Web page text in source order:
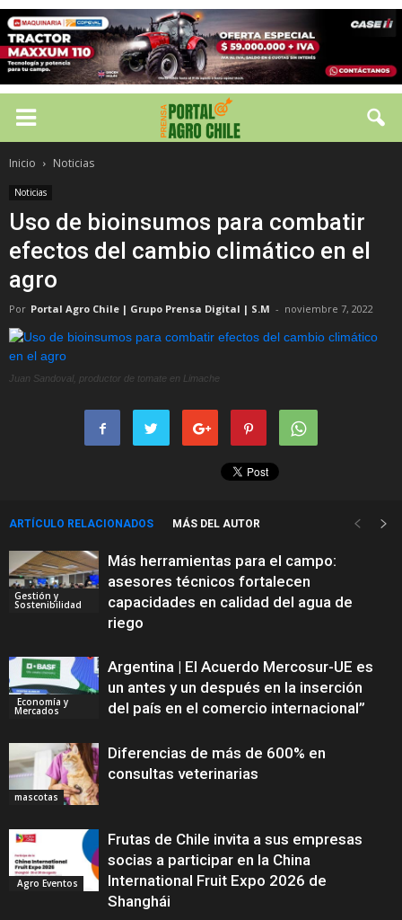
Inicio Noticias
Noticias
Uso de bioinsumos para combatir
efectos del cambio climático en el
agro
Por Portal Agro Chile | Grupo Prensa Digital | S.M - noviembre 7, 2022
Juan Sandoval, productor de tomate en Limache
ARTÍCULO RELACIONADOS MÁS DEL AUTOR
Gestión y
Sostenibilidad
Más herramientas para el campo:
asesores técnicos fortalecen
capacidades en calidad del agua de
riego
Economía y
Mercados
Argentina | El Acuerdo Mercosur-UE es
un antes y un después en la inserción
del país en el comercio internacional”
mascotas
Diferencias de más de 600% en
consultas veterinarias
Agro Eventos
Frutas de Chile invita a sus empresas
socias a participar en la China
International Fruit Expo 2026 de
Shanghái